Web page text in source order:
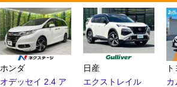
ホンダ
オデッセイ 2.4 ア
日産
エクストレイル
カ